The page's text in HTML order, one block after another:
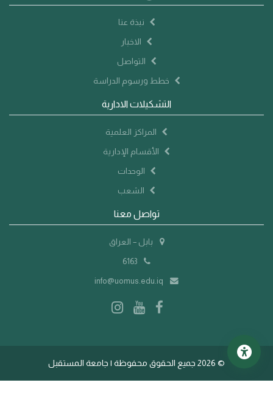
نبذة عنا
الاخبار
التواصل
خطط ورسوم الدراسة
التشكيلات الادارية
المراكز العلمية
الأقسام الإدارية
الوحدات
الشعب
تواصل معنا
بابل – العراق
info@uomus.edu.iq
© 2026 جميع الحقوق محفوظة | جامعة المستقبل